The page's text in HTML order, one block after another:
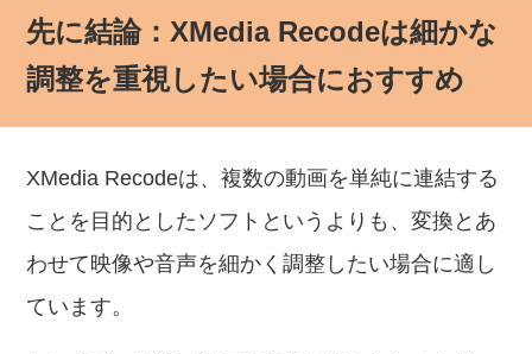
先に結論：XMedia Recodeは細かな
調整を重視したい場合におすすめ
XMedia Recodeは、複数の動画を単純に連結する
ことを目的としたソフトというよりも、変換とあ
わせて映像や音声を細かく調整したい場合に適し
ています。